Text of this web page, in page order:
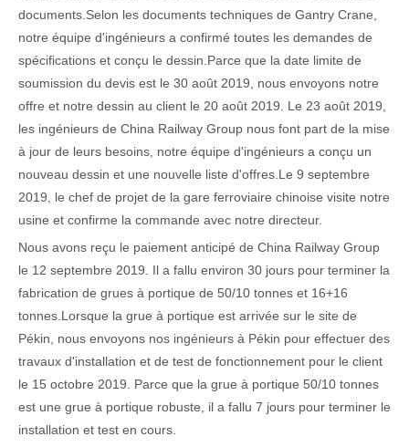
documents.Selon les documents techniques de Gantry Crane,
notre équipe d'ingénieurs a confirmé toutes les demandes de
spécifications et conçu le dessin.Parce que la date limite de
soumission du devis est le 30 août 2019, nous envoyons notre
offre et notre dessin au client le 20 août 2019. Le 23 août 2019,
les ingénieurs de China Railway Group nous font part de la mise
à jour de leurs besoins, notre équipe d'ingénieurs a conçu un
nouveau dessin et une nouvelle liste d'offres.Le 9 septembre
2019, le chef de projet de la gare ferroviaire chinoise visite notre
usine et confirme la commande avec notre directeur.
Nous avons reçu le paiement anticipé de China Railway Group
le 12 septembre 2019. Il a fallu environ 30 jours pour terminer la
fabrication de grues à portique de 50/10 tonnes et 16+16
tonnes.Lorsque la grue à portique est arrivée sur le site de
Pékin, nous envoyons nos ingénieurs à Pékin pour effectuer des
travaux d'installation et de test de fonctionnement pour le client
le 15 octobre 2019. Parce que la grue à portique 50/10 tonnes
est une grue à portique robuste, il a fallu 7 jours pour terminer le
installation et test en cours.